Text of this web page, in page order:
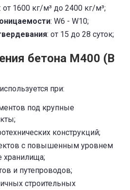
: от 1600 кг/м³ до 2400 кг/м³;
: W6 - W10;
: от 15 до 28 суток;
бетона М400 (В
при:
под крупные
конструкций;
с повышенным уровнем
хранилища;
и путепроводов;
строительных